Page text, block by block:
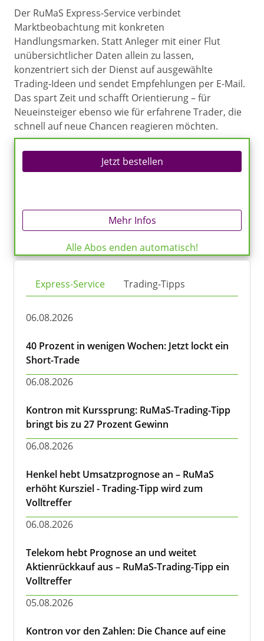
Der RuMaS Express-Service verbindet
Marktbeobachtung mit konkreten
Handlungsmarken. Statt Anleger mit einer Flut
unübersichtlicher Daten allein zu lassen,
konzentriert sich der Dienst auf ausgewählte
Trading-Ideen und sendet Empfehlungen per E-Mail.
Das spart Zeit und schafft Orientierung – für
Neueinsteiger ebenso wie für erfahrene Trader, die
schnell auf neue Chancen reagieren möchten.
Jetzt bestellen
Mehr Infos
Alle Abos enden automatisch!
Express-Service Trading-Tipps
06.08.2026
40 Prozent in wenigen Wochen: Jetzt lockt ein
Short-Trade
06.08.2026
Kontron mit Kurssprung: RuMaS-Trading-Tipp
bringt bis zu 27 Prozent Gewinn
06.08.2026
Henkel hebt Umsatzprognose an – RuMaS
erhöht Kursziel - Trading-Tipp wird zum
Volltreffer
06.08.2026
Telekom hebt Prognose an und weitet
Aktienrückkauf aus – RuMaS-Trading-Tipp ein
Volltreffer
05.08.2026
Kontron vor den Zahlen: Die Chance auf eine